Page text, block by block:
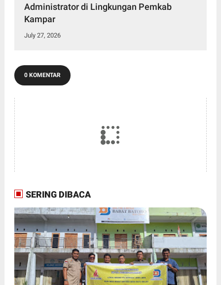
Administrator di Lingkungan Pemkab
Kampar
July 27, 2026
0 KOMENTAR
SERING DIBACA